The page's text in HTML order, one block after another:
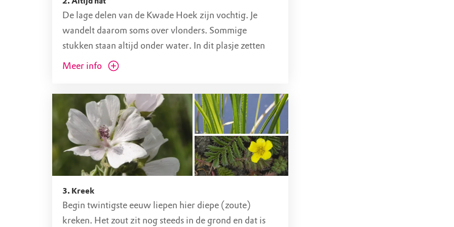
De lage delen van de Kwade Hoek zijn vochtig. Je
wandelt daarom soms over vlonders. Sommige
stukken staan altijd onder water. In dit plasje zetten
onder andere rugstreeppadden, groene kikkers en tal
plekken het water wel een halve meter hoog! De zoete
kwel en de regen zorgen ervoor dat het gebied niet te
zout wordt voor planten en dieren die typisch zijn voor
duinvalleien. In de Parnassiavallei is het zeldzame
parnassia verdwenen, lees bij punt 4 wat de reden
hiervan is. Op de drogere plekken staan duindoorns. Je
kramsvogels en koperwieken de oranje bessen om
vervolgens aan hun lange reis naar het zuiden te
Meer info
3. Kreek
Begin twintigste eeuw liepen hier diepe (zoute)
kreken. Het zout zit nog steeds in de grond en dat is